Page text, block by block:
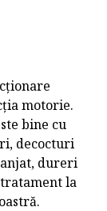
motorie.
bine cu
decocturi
dureri
la